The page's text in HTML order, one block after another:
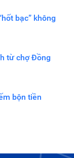
bạc” không
từ chợ Đồng
bộn tiền